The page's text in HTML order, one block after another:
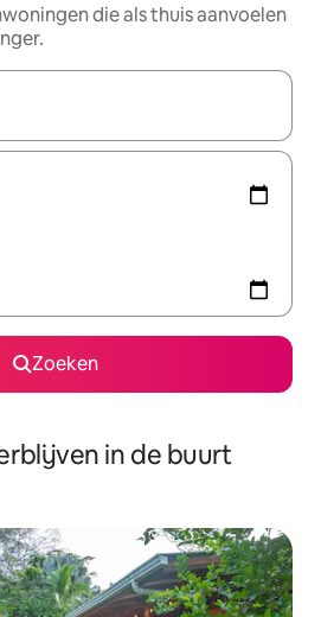
die als thuis aanvoelen
beschikbaar zijn, maak je een keuze
Zoeken
in de buurt